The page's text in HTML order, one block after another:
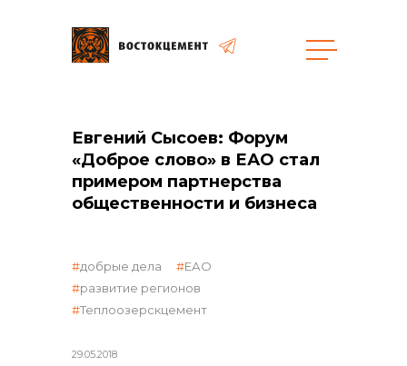
Евгений Сысоев: Форум
«Доброе слово» в ЕАО стал
примером партнерства
общественности и бизнеса
29.05.2018
добрые дела
ЕАО
развитие регионов
Теплоозерскцемент